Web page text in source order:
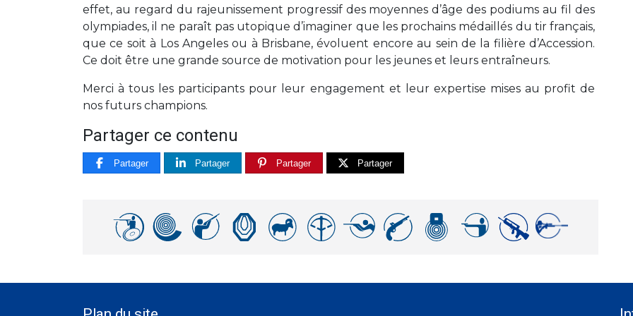
effet, au regard du rajeunissement progressif des moyennes d’âge des podiums au fil des
olympiades, il ne paraît pas utopique d’imaginer que les prochains médaillés du tir français,
que ce soit à Los Angeles ou à Brisbane, évoluent encore au sein de la filière d’Accession.
Ce doit être une grande source de motivation pour les jeunes et leurs entraîneurs.
Merci à tous les participants pour leur engagement et leur expertise mises au profit de
nos futurs champions.
Partager ce contenu
Partager Partager Partager Partager